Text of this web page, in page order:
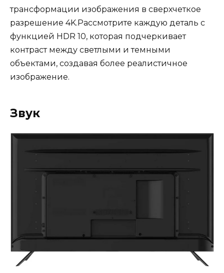
трансформации изображения в сверхчеткое
разрешение 4K.Рассмотрите каждую деталь с
функцией HDR 10, которая подчеркивает
контраст между светлыми и темными
объектами, создавая более реалистичное
изображение.
Звук